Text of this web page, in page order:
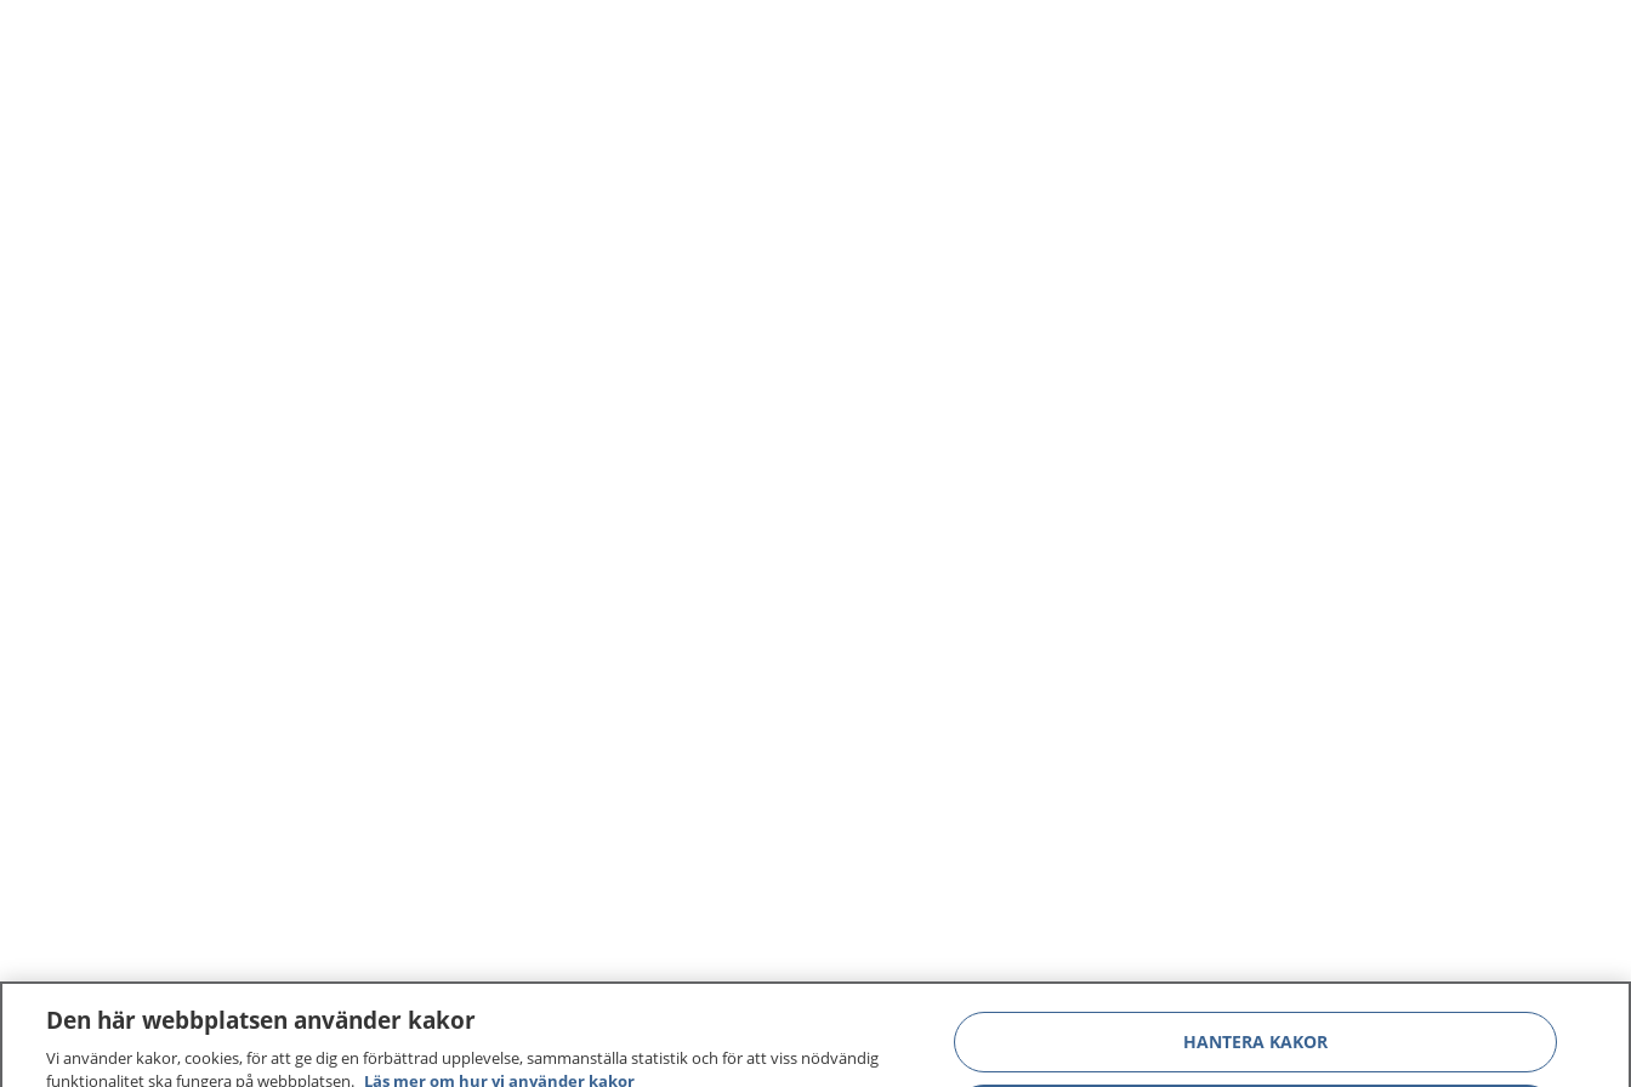
Den här webbplatsen använder kakor
Vi använder kakor, cookies, för att ge dig en förbättrad upplevelse, sammanställa statistik och för att viss nödvändig
funktionalitet ska fungera på webbplatsen. Läs mer om hur vi använder kakor
HANTERA KAKOR